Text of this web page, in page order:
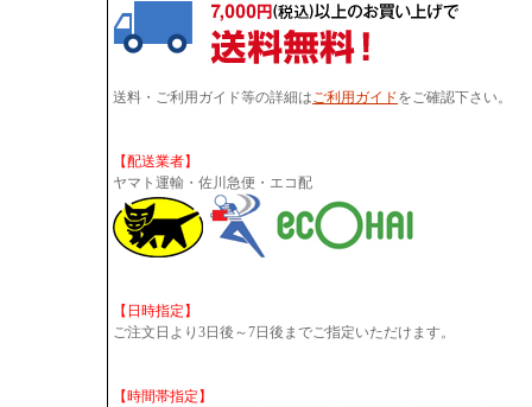
送料・ご利用ガイド等の詳細はご利用ガイドをご確認下さい。
【配送業者】
ヤマト運輸・佐川急便・エコ配
【日時指定】
ご注文日より3日後～7日後までご指定いただけます。
【時間帯指定】